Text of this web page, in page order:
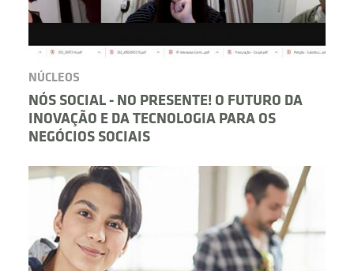
NÚCLEOS
NÓS SOCIAL - NO PRESENTE! O FUTURO DA
INOVAÇÃO E DA TECNOLOGIA PARA OS
NEGÓCIOS SOCIAIS